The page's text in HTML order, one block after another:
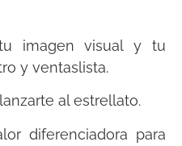
imagen visual y tu
y ventaslista.
al estrellato.
diferenciadora para